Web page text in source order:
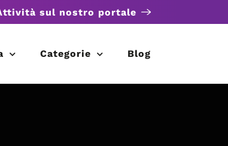
sul nostro portale
Categorie Blog